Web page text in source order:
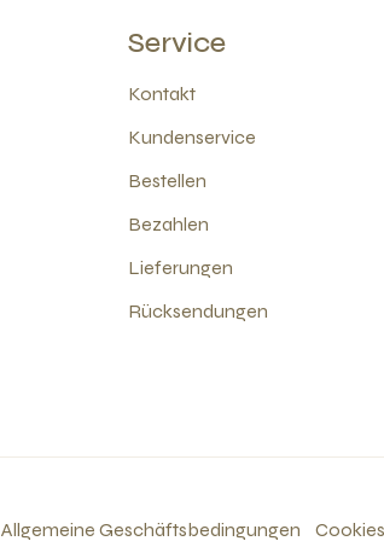
Service
Kontakt
Kundenservice
Bestellen
Bezahlen
Lieferungen
Rücksendungen
Allgemeine Geschäftsbedingungen Cookies